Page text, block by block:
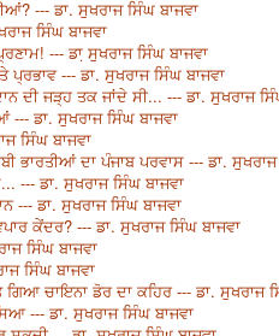
--- ਡਾ. ਸੁਖਰਾਜ ਸਿੰਘ ਬਾਜਵਾ
ਸਿੰਘ ਬਾਜਵਾ
--- ਡਾ਼ ਸੁਖਰਾਜ ਸਿੰਘ ਬਾਜਵਾ
--- ਡਾ. ਸੁਖਰਾਜ ਸਿੰਘ ਬਾਜਵਾ
ਦੀ ਜੜ੍ਹ ਤਕ ਜਾਂਦੇ ਸੀ... --- ਡਾ. ਸੁਖਰਾਜ
ਡਾ. ਸੁਖਰਾਜ ਸਿੰਘ ਬਾਜਵਾ
ਸਿੰਘ ਬਾਜਵਾ
ਭਾਰਤੀਆਂ ਦਾ ਪੰਜਾਬ ਪਰਵਾਸ --- ਡਾ. ਸੁਖਰਾਜ
--- ਡਾ. ਸੁਖਰਾਜ ਸਿੰਘ ਬਾਜਵਾ
--- ਡਾ. ਸੁਖਰਾਜ ਸਿੰਘ ਬਾਜਵਾ
ਕੇਂਦਰ? --- ਡਾ. ਸੁਖਰਾਜ ਸਿੰਘ ਬਾਜਵਾ
ਸਿੰਘ ਬਾਜਵਾ
ਸਿੰਘ ਬਾਜਵਾ
ਚਾਇਨਾ ਡੋਰ ਦਾ ਕਹਿਰ --- ਡਾ. ਸੁਖਰਾਜ
--- ਡਾ. ਸੁਖਰਾਜ ਸਿੰਘ ਬਾਜਵਾ